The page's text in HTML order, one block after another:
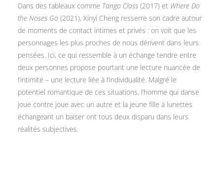
Dans des tableaux comme Tango Class (2017) et Where Do
the Noses Go (2021), Xinyi Cheng resserre son cadre autour
de moments de contact intimes et privés : on voit que les
personnages les plus proches de nous dérivent dans leurs
pensées. Ici, ce qui ressemble à un échange tendre entre
deux personnes propose pourtant une lecture nuancée de
l’intimité – une lecture liée à l’individualité. Malgré le
potentiel romantique de ces situations, l’homme qui danse
joue contre joue avec un autre et la jeune fille à lunettes
échangeant un baiser ont tous deux disparu dans leurs
réalités subjectives.